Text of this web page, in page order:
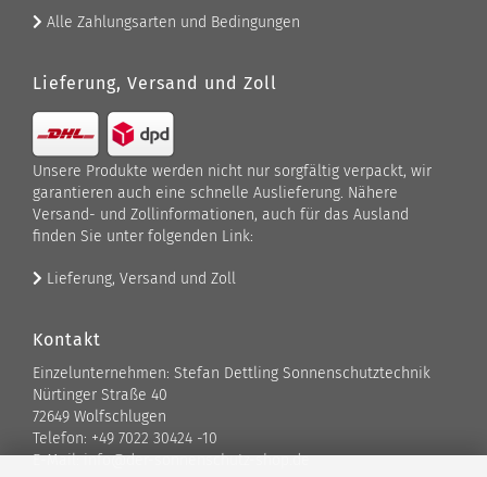
Alle Zahlungsarten und Bedingungen
Lieferung, Versand und Zoll
Unsere Produkte werden nicht nur sorgfältig verpackt, wir
garantieren auch eine schnelle Auslieferung. Nähere
Versand- und Zollinformationen, auch für das Ausland
finden Sie unter folgenden Link:
Lieferung, Versand und Zoll
Kontakt
Einzelunternehmen: Stefan Dettling Sonnenschutztechnik
Nürtinger Straße 40
72649 Wolfschlugen
Telefon: +49 7022 30424 -10
E-Mail: info@der-sonnenschutz-shop.de